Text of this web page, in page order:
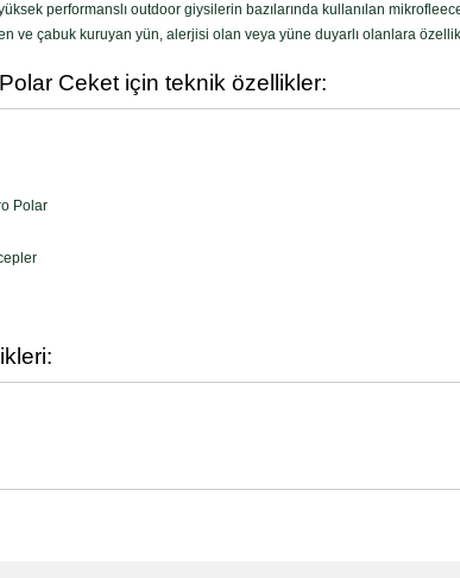
performanslı outdoor giysilerin bazılarında kullanılan
ve çabuk kuruyan yün, alerjisi olan veya yüne duyarlı olanlara
Ceket için teknik özellikler:
Polar